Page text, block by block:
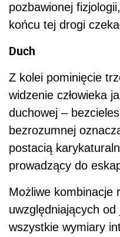
pozbawionej
końcu tej drogi
Duch
Z kolei pominięcie
widzenie człowieka
duchowej –
bezrozumnej
postacią
prowadzący do
Możliwe kombinacje
uwzględniających
wszystkie wymiary